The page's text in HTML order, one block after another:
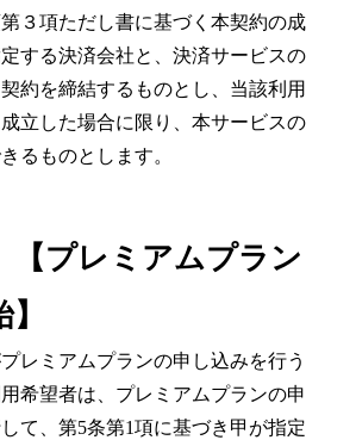
３項ただし書に基づく本契約の成
する決済会社と、決済サービスの
約を締結するものとし、当該利用
立した場合に限り、本サービスの
るものとします。
プレミアムプラン
レミアムプランの申し込みを行う
希望者は、プレミアムプランの申
て、第5条第1項に基づき甲が指定